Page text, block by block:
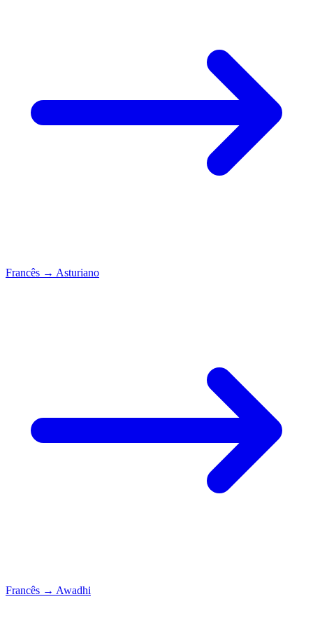
Francês → Asturiano
Francês → Awadhi